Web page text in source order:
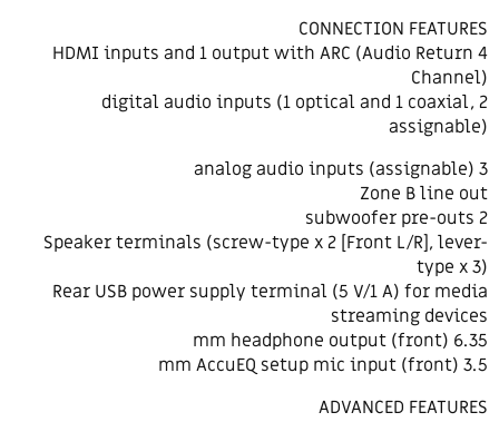
CONNECTION FEATURES
4 HDMI inputs and 1 output with ARC (Audio Return
Channel)
2 digital audio inputs (1 optical and 1 coaxial,
assignable)
3 analog audio inputs (assignable)
Zone B line out
2 subwoofer pre-outs
Speaker terminals (screw-type x 2 [Front L/R], lever-
type x 3)
Rear USB power supply terminal (5 V/1 A) for media
streaming devices
6.35 mm headphone output (front)
3.5 mm AccuEQ setup mic input (front)
ADVANCED FEATURES